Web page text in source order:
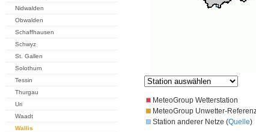
Nidwalden
Obwalden
Schaffhausen
Schwyz
St. Gallen
Solothurn
Tessin
Thurgau
Uri
Waadt
Wallis
MeteoGroup Wetterstation
MeteoGroup Unwetter-
Station anderer Netze (Quelle)